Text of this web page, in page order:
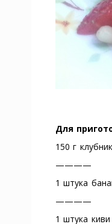
Для
150 г
————
1 штука
————
1 штука киви